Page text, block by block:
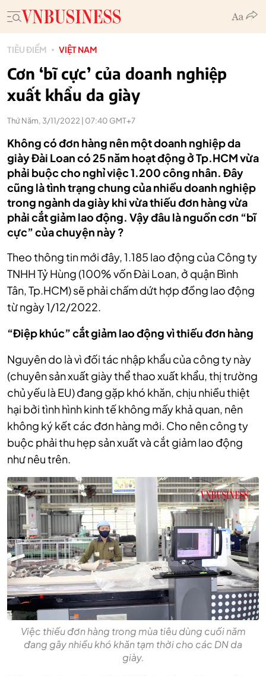
TIÊU ĐIỂM VIỆT NAM
Cơn ‘bĩ cực’ của doanh nghiệp
xuất khẩu da giày
Thứ Năm, 3/11/2022 | 07:40 GMT+7
Không có đơn hàng nên một doanh nghiệp da
giày Đài Loan có 25 năm hoạt động ở Tp.HCM vừa
phải buộc cho nghỉ việc 1.200 công nhân. Đây
cũng là tình trạng chung của nhiều doanh nghiệp
trong ngành da giày khi vừa thiếu đơn hàng vừa
phải cắt giảm lao động. Vậy đâu là nguồn cơn “bĩ
cực” của chuyện này ?
Theo thông tin mới đây, 1.185 lao động của Công ty
TNHH Tỷ Hùng (100% vốn Đài Loan, ở quận Bình
Tân, Tp.HCM) sẽ phải chấm dứt hợp đồng lao động
từ ngày 1/12/2022.
“Điệp khúc” cắt giảm lao động vì thiếu đơn hàng
Nguyên do là vì đối tác nhập khẩu của công ty này
(chuyên sản xuất giày thể thao xuất khẩu, thị trường
chủ yếu là EU) đang gặp khó khăn, chịu nhiều thiệt
hại bởi tình hình kinh tế không mấy khả quan, nên
không ký kết các đơn hàng mới. Cho nên công ty
buộc phải thu hẹp sản xuất và cắt giảm lao động
như nêu trên.
Việc thiếu đơn hàng trong mùa tiêu dùng cuối năm
đang gây nhiều khó khăn tạm thời cho các DN da
giày.